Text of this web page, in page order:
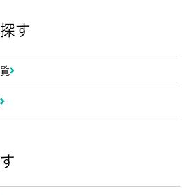
す